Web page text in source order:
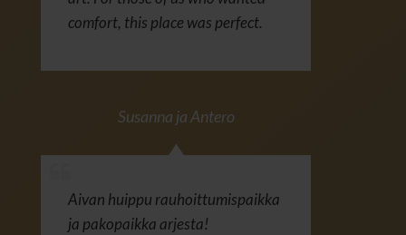
comfort, this place was perfect.
Susanna ja Antero
Aivan huippu rauhoittumispaikka
ja pakopaikka arjesta!